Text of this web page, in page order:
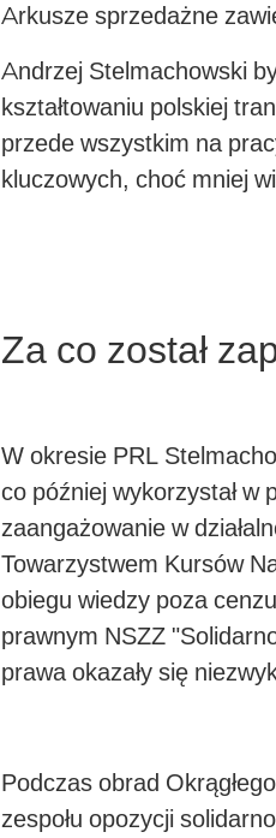
Arkusze sprzedażne
Andrzej Stelmachowski
kształtowaniu polskiej
przede wszystkim na
kluczowych, choć mniej
Za co został
W okresie PRL
co później wykorzystał
zaangażowanie w
Towarzystwem Kursów
obiegu wiedzy poza
prawnym NSZZ
prawa okazały się
Podczas obrad
zespołu opozycji